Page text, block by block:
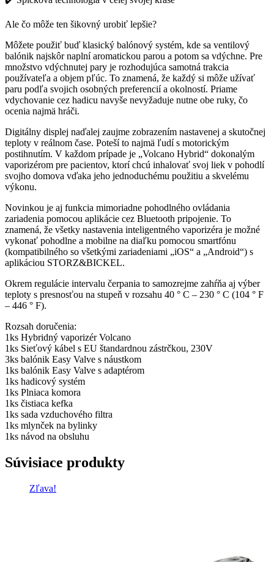
Ale čo môže ten šikovný urobiť lepšie?
Môžete použiť buď klasický balónový systém, kde sa ventilový
balónik najskôr naplní aromatickou parou a potom sa vdýchne. Pre
množstvo vdýchnutej pary je rozhodujúca samotná trakcia
používateľa a objem pľúc. To znamená, že každý si môže užívať
paru podľa svojich osobných preferencií a okolností. Priame
vdychovanie cez hadicu navyše nevyžaduje nutne obe ruky, čo
ocenia najmä hráči.
Digitálny displej naďalej zaujme zobrazením nastavenej a skutočnej
teploty v reálnom čase. Poteší to najmä ľudí s motorickým
postihnutím. V každom prípade je „Volcano Hybrid“ dokonalým
vaporizérom pre pacientov, ktorí chcú inhalovať svoj liek v pohodlí
svojho domova vďaka jeho jednoduchému použitiu a skvelému
výkonu.
Novinkou je aj funkcia mimoriadne pohodlného ovládania
zariadenia pomocou aplikácie cez Bluetooth pripojenie. To
znamená, že všetky nastavenia inteligentného vaporizéra je možné
vykonať pohodlne a mobilne na diaľku pomocou smartfónu
(kompatibilného so všetkými zariadeniami „iOS“ a „Android“) s
aplikáciou STORZ&BICKEL.
Okrem regulácie intervalu čerpania to samozrejme zahŕňa aj výber
teploty s presnosťou na stupeň v rozsahu 40 ° C – 230 ° C (104 ° F
– 446 ° F).
Rozsah doručenia:
1ks Hybridný vaporizér Volcano
1ks Sieťový kábel s EU štandardnou zástrčkou, 230V
3ks balónik Easy Valve s náustkom
1ks balónik Easy Valve s adaptérom
1ks hadicový systém
1ks Plniaca komora
1ks čistiaca kefka
1ks sada vzduchového filtra
1ks mlynček na bylinky
1ks návod na obsluhu
Súvisiace produkty
Zľava!